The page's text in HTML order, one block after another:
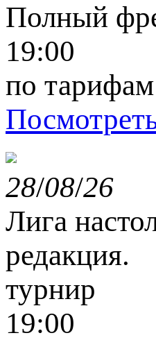
Полный
19:00
по
28/08/26
Лига
редакция.
турнир
19:00